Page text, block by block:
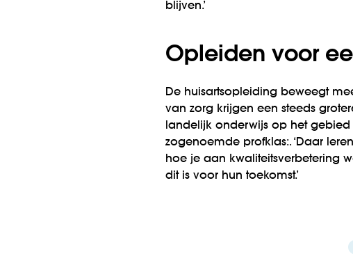
blijven.’
Opleiden voor
De huisartsopleiding beweegt
van zorg krijgen een steeds
landelijk onderwijs op het gebied
zogenoemde profklas:. ‘Daar
hoe je aan kwaliteitsverbetering
dit is voor hun toekomst.’